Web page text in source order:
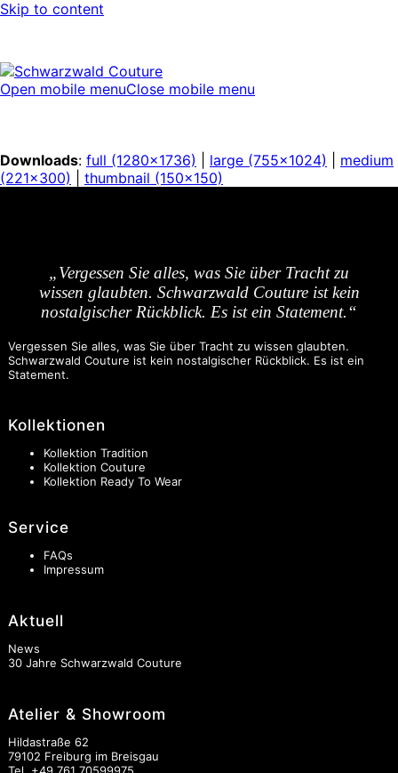
Skip to content
Open mobile menuClose mobile menu
Downloads: full (1280x1736) large (755x1024)
medium
(221x300)
thumbnail (150x150)
„Vergessen Sie alles, was Sie über Tracht zu
wissen glaubten. Schwarzwald Couture ist kein
nostalgischer Rückblick. Es ist ein Statement.“
Vergessen Sie alles, was Sie über Tracht zu wissen glaubten.
Schwarzwald Couture ist kein nostalgischer Rückblick. Es ist ein
Statement.
Kollektionen
Kollektion Tradition
Kollektion Couture
Kollektion Ready To Wear
Service
FAQs
Impressum
Aktuell
News
30 Jahre Schwarzwald Couture
Atelier & Showroom
Hildastraße 62
79102 Freiburg im Breisgau
Tel. +49 761 70599975